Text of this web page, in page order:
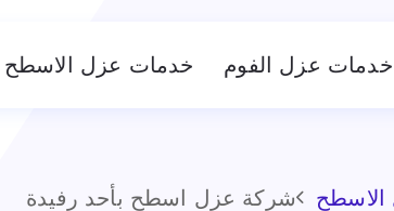
خدمات عزل الفوم خدمات عزل الاسطح
شركة عزل اسطح بأحد رفيدة